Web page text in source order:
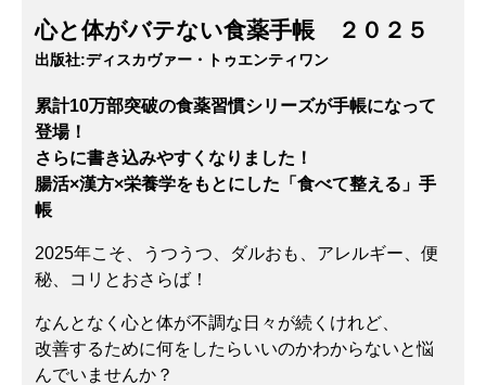
心と体がバテない食薬手帳 ２０２５
出版社:ディスカヴァー・トゥエンティワン
累計10万部突破の食薬習慣シリーズが手帳になって
登場！
さらに書き込みやすくなりました！
腸活×漢方×栄養学をもとにした「食べて整える」手
帳
2025年こそ、うつうつ、ダルおも、アレルギー、便
秘、コリとおさらば！
なんとなく心と体が不調な日々が続くけれど、
改善するために何をしたらいいのかわからないと悩
んでいませんか？